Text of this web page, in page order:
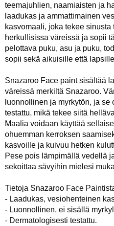
teemajuhlien, naamiaisten ja
laadukas ja ammattimainen
kasvomaali, joka tekee
herkullisissa väreissä ja sopii
pelottava puku, asu ja puku,
sopii sekä aikuisille että
Snazaroo Face paint sisältää
väreissä merkiltä Snazaroo.
luonnollinen ja myrkytön, ja se
testattu, mikä tekee siitä
Maalia voidaan käyttää
ohuemman kerroksen
kasvoille ja kuivuu hetken
Pese pois lämpimällä vedellä
sekoittaa sävyihin mielesi
Tietoja Snazaroo Face
- Laadukas, vesiohenteinen
- Luonnollinen, ei sisällä
- Dermatologisesti testattu.